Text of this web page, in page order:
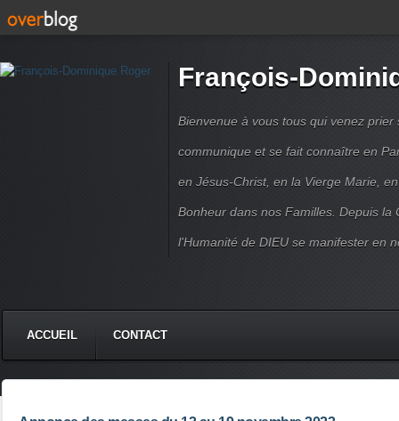
François-
Bienvenue à vous tous qui venez prier
communique et se fait connaître en
en Jésus-Christ, en la Vierge Marie,
Bonheur dans nos Familles. Depuis la
l'Humanité de DIEU se manifester en
ACCUEIL CONTACT